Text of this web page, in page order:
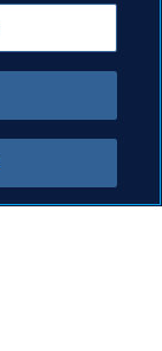
Rwanda